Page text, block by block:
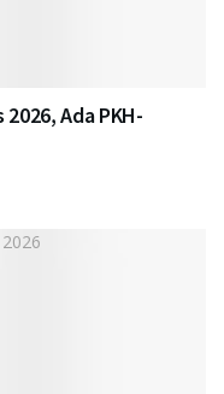
Ada PKH-